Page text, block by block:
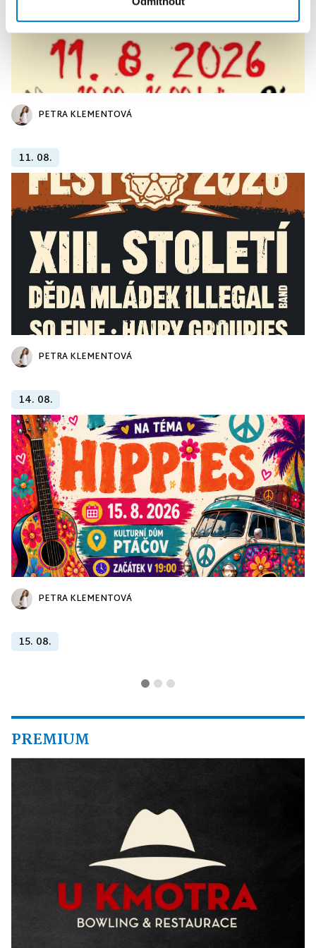
PETRA KLEMENTOVÁ
11. 08.
PETRA KLEMENTOVÁ
14. 08.
PETRA KLEMENTOVÁ
15. 08.
PREMIUM